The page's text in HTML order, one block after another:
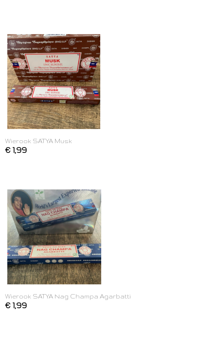
Wierook SATYA Musk
€ 1,99
Wierook SATYA Nag Champa Agarbatti
€ 1,99